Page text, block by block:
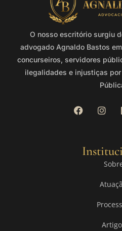
O nosso escritório surgiu
advogado Agnaldo Bastos
concurseiros, servidores
ilegalidades e injustiças